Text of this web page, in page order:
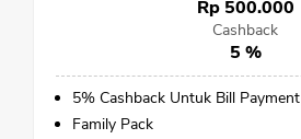
Rp 500.000
Cashback
5 %
5% Cashback Untuk Bill Payment
Family Pack